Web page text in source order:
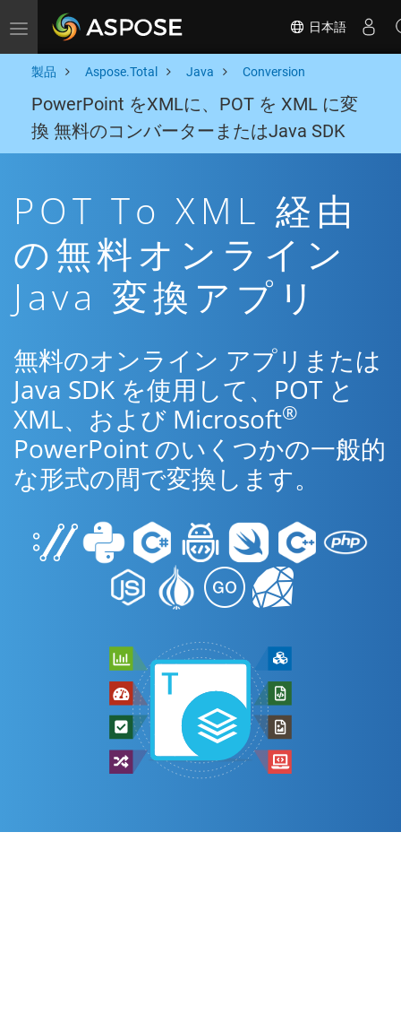
Toggle navigation 日本語
製品 Aspose.Total Java Conversion
PowerPoint をXMLに、POT を XML に変
換 無料のコンバーターまたはJava SDK
POT To XML 経由
の無料オンライン
Java 変換アプリ
無料のオンライン アプリまたは
Java SDK を使用して、POT と
XML、および Microsoft®
PowerPoint のいくつかの一般的
な形式の間で変換します。